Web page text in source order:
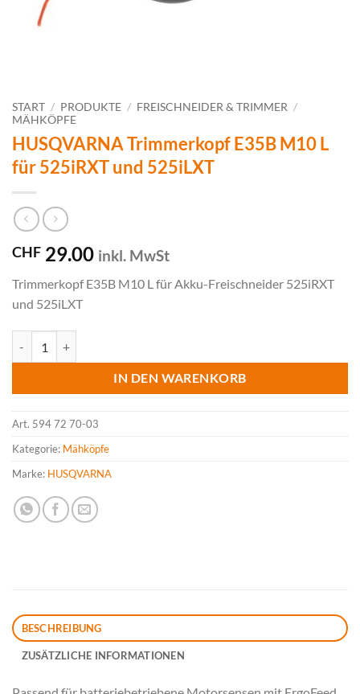
START / PRODUKTE / FREISCHNEIDER & TRIMMER /
MÄHKÖPFE
HUSQVARNA Trimmerkopf E35B M10 L
für 525iRXT und 525iLXT
CHF 29.00 inkl. MwSt
Trimmerkopf E35B M10 L für Akku-Freischneider 525iRXT
und 525iLXT
IN DEN WARENKORB
Art. 594 72 70-03
Kategorie: Mähköpfe
Marke: HUSQVARNA
BESCHREIBUNG
ZUSÄTZLICHE INFORMATIONEN